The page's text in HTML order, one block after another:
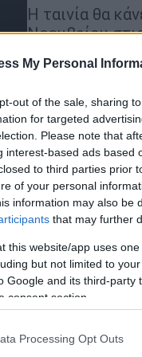
My Personal
out of the sale, sharing
for targeted
Please note that
interest-based ads based
to third parties prior
of your personal
information may also be
that may further
this website/app uses
but not limited to
Google and its third-
consent section.
Processing Opt Outs
Η ταινία θα
Νοεμβρίου
και της
Lifestyle |
Πέθανε η
Κλιντ
γυναίκα, θα
Η σχέση τους
ο Ιστγουντ
γνωρίστηκαν
Hotel, ένα